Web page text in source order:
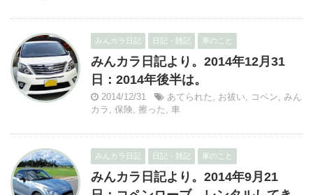
みんカラ日記 日記・雑記 車のこと
みんカラ日記より。2014年12月31
日：2014年後半は。
2014/12/31 あてられた , お祓い, コペン, みん
カラ , 保険, 擦った , 車
みんカラ日記 日記・雑記 車のこと
みんカラ日記より。2014年9月21